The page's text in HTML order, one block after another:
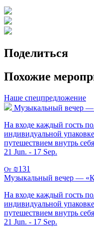
Поделиться
Похожие
Наше спецпредложение
Музыкальный вечер —
На входе каждый гость
индивидуальной
путешествием внутрь
21 Jun. - 17 Sep.
От ₪131
Музыкальный вечер —
На входе каждый гость
индивидуальной
путешествием внутрь
21 Jun. - 17 Sep.